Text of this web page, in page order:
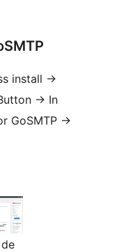
install ->
-> In
GoSMTP ->
de